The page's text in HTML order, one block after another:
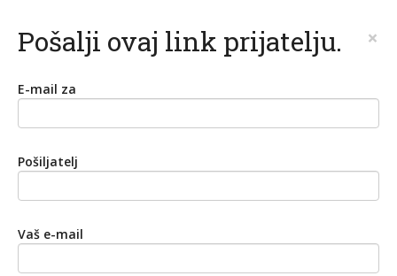
Pošalji ovaj link prijatelju. ×
E-mail za
Pošiljatelj
Vaš e-mail